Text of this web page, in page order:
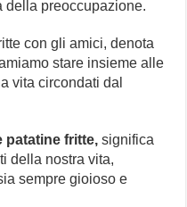
della preoccupazione.
con gli amici, denota
stare insieme alle
vita circondati dal
patatine fritte, significa
della nostra vita,
sempre gioioso e